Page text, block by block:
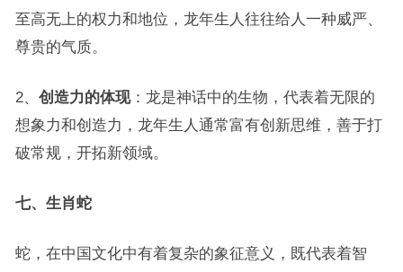
至高无上的权力和地位，龙年生人往往给人一种威严、
尊贵的气质。
2、 创造力的体现：龙是神话中的生物，代表着无限的
想象力和创造力，龙年生人通常富有创新思维，善于打
破常规，开拓新领域。
七、生肖蛇
蛇，在中国文化中有着复杂的象征意义，既代表着智